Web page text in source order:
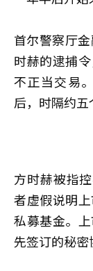
首尔警察厅
时赫的逮捕
不正当交易
后，时隔约五
方时赫被指
者虚假说明
私募基金。
先签订的秘密